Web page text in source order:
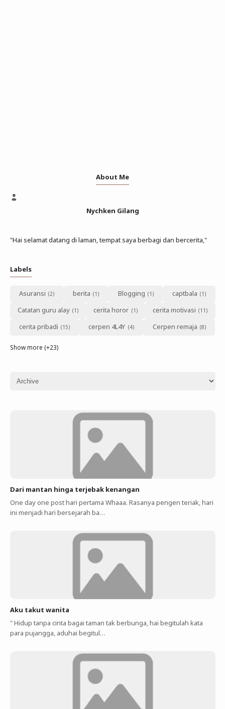
About Me
Nychken Gilang
"Hai selamat datang di laman, tempat saya berbagi dan bercerita,"
Labels
Asuransi berita Blogging
captbala
Catatan guru alay
cerita horor
cerita motivasi
cerita pribadi
cerpen 4L4Y Cerpen remaja
Show more (+23)
Dari mantan hinga terjebak kenangan
One day one post hari pertama Whaaa. Rasanya pengen teriak, hari
ini menjadi hari bersejarah ba…
Aku takut wanita
" Hidup tanpa cinta bagai taman tak berbunga, hai begitulah kata
para pujangga, aduhai begitul…